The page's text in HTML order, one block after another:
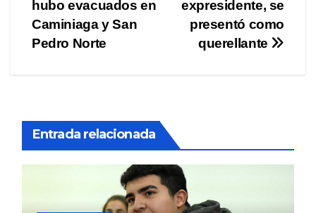
entradas
expresidente, se
presentó como
querellante
hubo evacuados en
Caminiaga y San
Pedro Norte
Entrada relacionada